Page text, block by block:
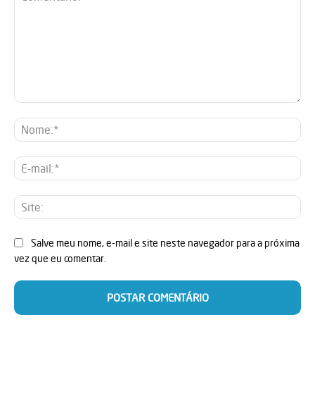
E-
Salve meu nome, e-mail e site neste navegador para a próxima
vez que eu comentar.